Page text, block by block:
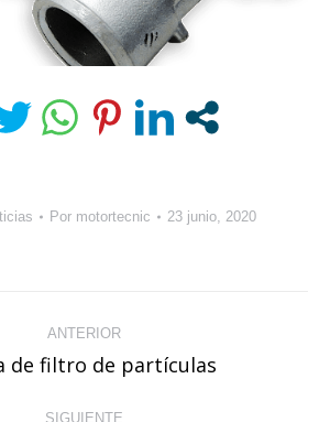
Por motortecnic 23 junio, 2020
ANTERIOR
Publicación
de filtro de partículas
SIGUIENTE